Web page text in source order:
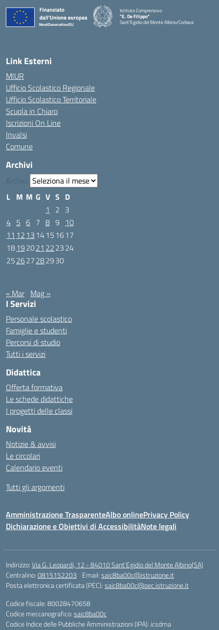
Istituto Comprensivo
"E. De Filippo"
Sant'Egidio del Monte Albino/Corbara
Link Esterni
MIUR
Ufficio Scolastico Regionale
Ufficio Scolastico Territoriale
Scuola in Chiaro
Iscrizioni On Line
Invalsi
Comune
Archivi
Archivi
L M M G V S D
1
2 3
4 5 6 7 8 9 10
11 12 13 1415 1617
18192021 222324
252627282930
« Mar Mag »
I Servizi
Personale scolastico
Famiglie e studenti
Percorsi di studio
Tutti i servizi
Didattica
Offerta formativa
Le schede didattiche
I progetti delle classi
Novità
Notizie & avvisi
Le circolari
Calendario eventi
Tutti gli argomenti
Amministrazione TrasparenteAlbo onlinePrivacy Policy
Dichiarazione e Obiettivi di AccessibilitàNote legali
Indirizzo:Via G. Leopardi, 12 - 84010 Sant’Egidio del Monte Albino(SA)
Centralino:0815152203 Email:saic8ba00c@istruzione.it
Posta elettronica certificata (PEC):saic8ba00c@pec.istruzione.it
Codice fiscale: 80028470658
Codice meccanografico:saic8ba00c
Codice Indice delle Pubbliche Amministrazioni (IPA): icsdma